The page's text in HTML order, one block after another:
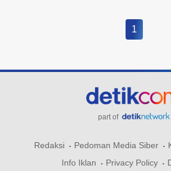
1
part of
Redaksi Pedoman Media Siber
Info Iklan
Privacy Policy